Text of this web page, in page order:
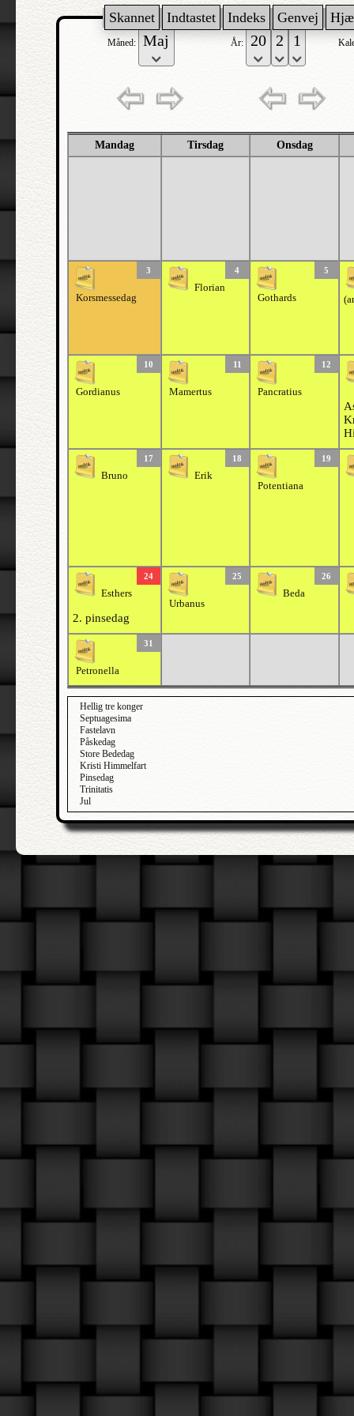
Skannet Indtastet Indeks Genvej
Måned: År:
Mandag Tirsdag Onsdag
3
Korsmessedag
4
Florian
5
Gothards
10
Gordianus
11
Mamertus
12
Pancratius
17
Bruno
18
Erik
19
Potentiana
24
Esthers
2. pinsedag
25
Urbanus
26
Beda
31
Petronella
Hellig tre konger
Septuagesima
Fastelavn
Påskedag
Store Bededag
Kristi Himmelfart
Pinsedag
Trinitatis
Jul